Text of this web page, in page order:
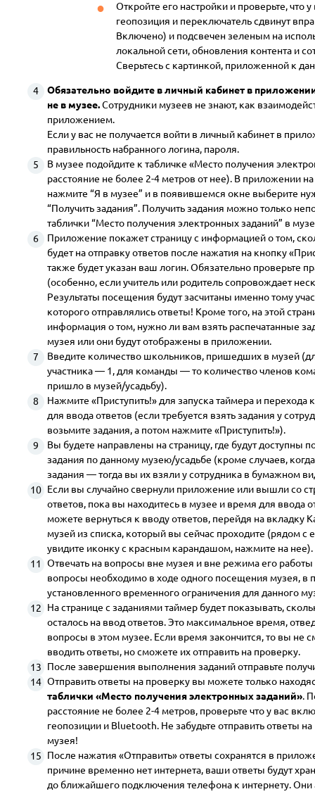
Откройте его настройки и проверьте, что у
геопозиция и переключатель сдвинут
Включено) и подсвечен зеленым на
локальной сети, обновления контента и
Сверьтесь с картинкой, приложенной к
Обязательно войдите в личный кабинет в
не в музее.Сотрудники музеев не знают, как
приложением.
Если у вас не получается войти в личный кабинет в
правильность набранного логина, пароля.
В музее подойдите к табличке «Место получения
расстояние не более 2-4 метров от нее). В приложении на
нажмите “Я в музее” и в появившемся окне выберите
“Получить задания”. Получить задания можно только
таблички “Место получения электронных заданий” в
Приложение покажет страницу с информацией о том,
будет на отправку ответов после нажатия на кнопку
также будет указан ваш логин. Обязательно проверьте
(особенно, если учитель или родитель сопровождает
Результаты посещения будут засчитаны именно тому
которого отправлялись ответы! Кроме того, на этой
информация о том, нужно ли вам взять распечатанные
музея или они будут отображены в приложении.
Введите количество школьников, пришедших в музей
участника — 1, для команды — то количество членов
пришло в музей/усадьбу).
Нажмите «Приступить!» для запуска таймера и перехода
для ввода ответов (если требуется взять задания у
возьмите задания, а потом нажмите «Приступить!»).
Вы будете направлены на страницу, где будут доступны
задания по данному музею/усадьбе (кроме случаев,
задания — тогда вы их взяли у сотрудника в бумажном
Если вы случайно свернули приложение или вышли со
ответов, пока вы находитесь в музее и время для ввода
можете вернуться к вводу ответов, перейдя на вкладку
музей из списка, который вы сейчас проходите (рядом с
увидите иконку с красным карандашом, нажмите на нее).
Отвечать на вопросы вне музея и вне режима его работы
вопросы необходимо в ходе одного посещения музея, в
установленного временного ограничения для данного
На странице с заданиями таймер будет показывать,
осталось на ввод ответов. Это максимальное время,
вопросы в этом музее. Если время закончится, то вы не
вводить ответы, но сможете их отправить на проверку.
После завершения выполнения заданий отправьте
Отправить ответы на проверку вы можете только
таблички «Место получения электронных заданий».
расстояние не более 2-4 метров, проверьте что у вас
геопозиции и Bluetooth. Не забудьте отправить ответы
музея!
После нажатия «Отправить» ответы сохранятся в
причине временно нет интернета, ваши ответы будут
до ближайшего подключения телефона к интернету. Они